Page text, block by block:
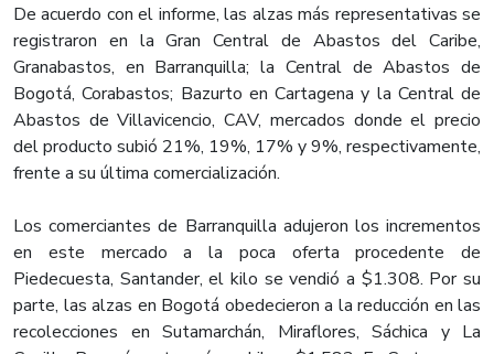
De acuerdo con el informe, las alzas más representativas se
registraron en la Gran Central de Abastos del Caribe,
Granabastos, en Barranquilla; la Central de Abastos de
Bogotá, Corabastos; Bazurto en Cartagena y la Central de
Abastos de Villavicencio, CAV, mercados donde el precio
del producto subió 21%, 19%, 17% y 9%, respectivamente,
frente a su última comercialización.
Los comerciantes de Barranquilla adujeron los incrementos
en este mercado a la poca oferta procedente de
Piedecuesta, Santander, el kilo se vendió a $1.308. Por su
parte, las alzas en Bogotá obedecieron a la reducción en las
recolecciones en Sutamarchán, Miraflores, Sáchica y La